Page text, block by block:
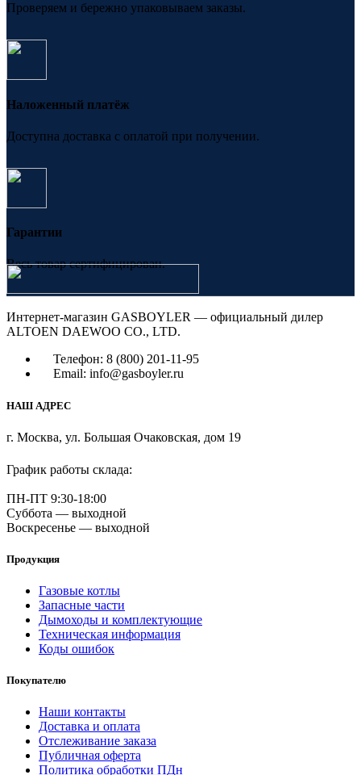
Проверяем и бережно упаковываем заказы.
Наложенный платёж
Доступна доставка с оплатой при получении.
Гарантии
Весь товар сертифицирован.
Интернет-магазин GASBOYLER — официальный дилер
ALTOEN DAEWOO CO., LTD.
Телефон: 8 (800) 201-11-95
Email: info@gasboyler.ru
НАШ АДРЕС
г. Москва, ул. Большая Очаковская, дом 19
График работы склада:
ПН-ПТ 9:30-18:00
Суббота — выходной
Воскресенье — выходной
Продукция
Газовые котлы
Запасные части
Дымоходы и комплектующие
Техническая информация
Коды ошибок
Покупателю
Наши контакты
Доставка и оплата
Отслеживание заказа
Публичная оферта
Политика обработки ПДн